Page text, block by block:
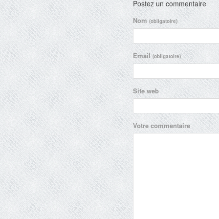
Postez un commentaire
Nom(obligatoire)
Email(obligatoire)
Site web
Votre commentaire